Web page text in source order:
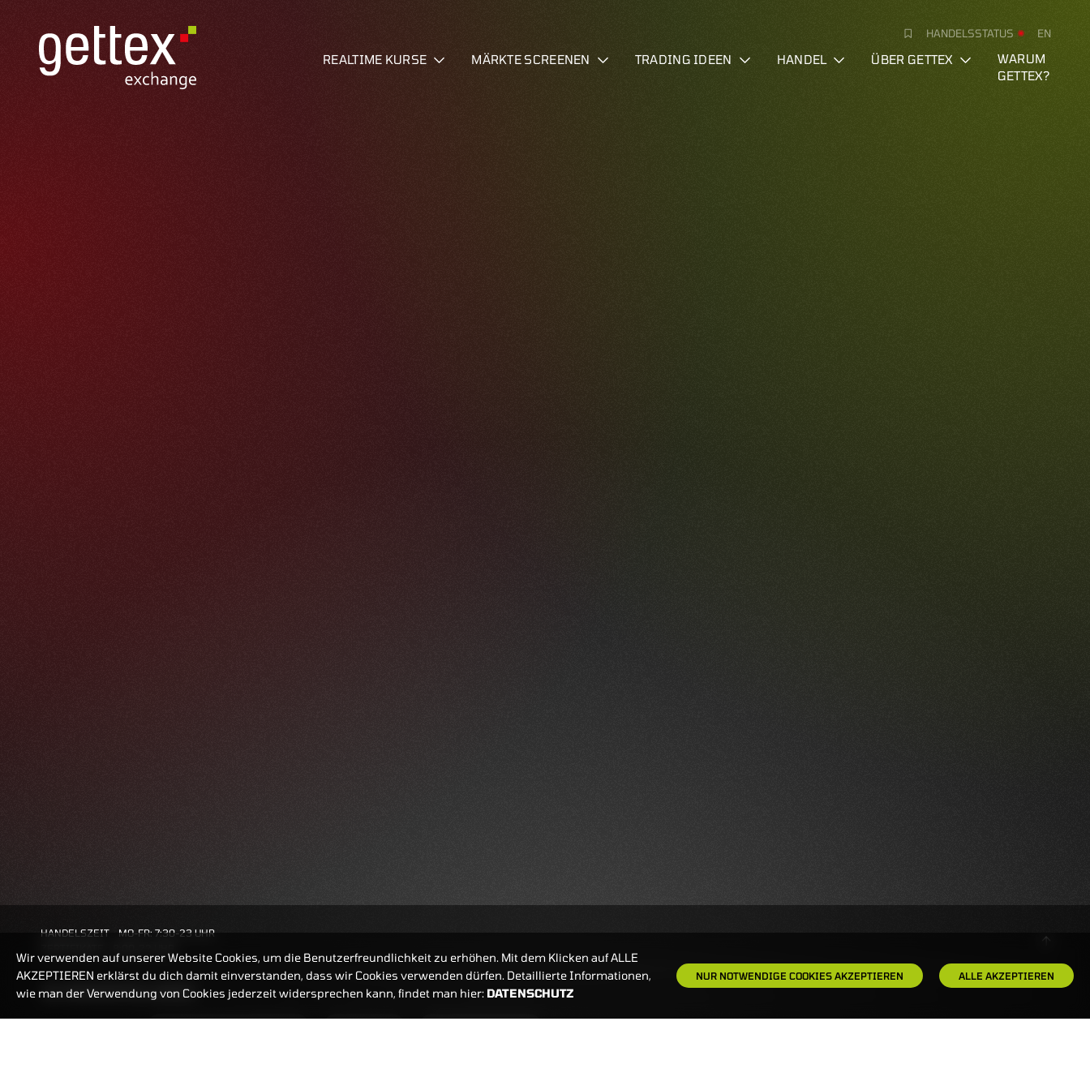
HANDELSSTATUS EN
REALTIME KURSE MÄRKTE SCREENEN TRADING IDEEN HANDEL ÜBER GETTEX
WARUM
GETTEX?
BANKEINSTELLUNGEN
HANDELSZEIT
MO-FR: 7:30-23 UHR
Wir verwenden auf unserer Website Cookies, um die Benutzerfreundlichkeit zu erhöhen. Mit dem Klicken auf ALLE
AKZEPTIEREN erklärst du dich damit einverstanden, dass wir Cookies verwenden dürfen. Detaillierte Informationen,
wie man der Verwendung von Cookies jederzeit widersprechen kann, findet man hier: DATENSCHUTZ
NUR NOTWENDIGE COOKIES AKZEPTIEREN ALLE AKZEPTIEREN